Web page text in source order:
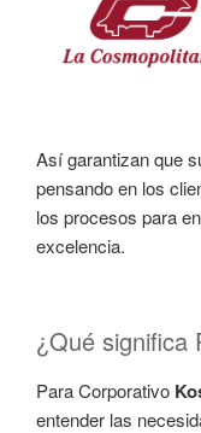
Así garantizan que
pensando en los
los procesos para
excelencia.
¿Qué significa
Para Corporativo
entender las